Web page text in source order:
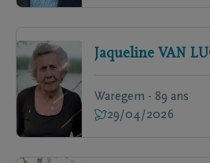
Jaqueline VAN
Waregem - 89 ans
29/04/2026